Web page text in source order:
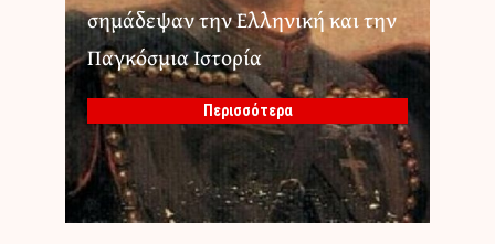
σημάδεψαν την Ελληνική και την
Παγκόσμια Ιστορία
Περισσότερα